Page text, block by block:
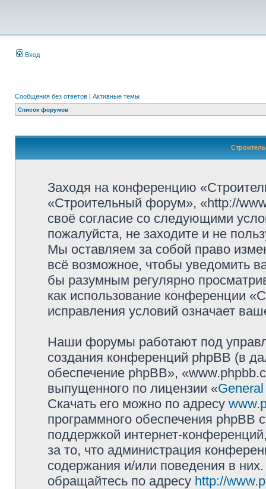
Вход
Сообщения без ответов | Активные темы
Список форумов
Заходя на конференцию
«Строительный форум», «http://
своё согласие со следующими
пожалуйста, не заходите и не
Мы оставляем за собой право
всё возможное, чтобы уведомить
бы разумным регулярно
как использование конференции
исправления условий означает
Наши форумы работают под
создания конференций phpBB (в
обеспечение phpBB»,
выпущенного по лицензии «
Скачать его можно по адресу
программного обеспечения phpBB
поддержкой интернет-
за то, что администрация
содержания и/или поведения в
обращайтесь по адресу http://